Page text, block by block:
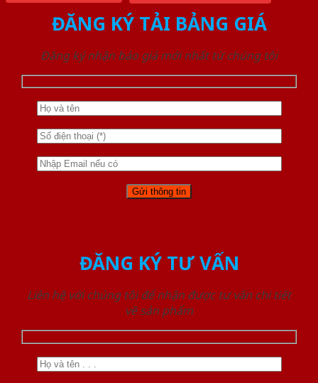
ĐĂNG KÝ TẢI BẢNG GIÁ
Đăng ký nhận báo giá mới nhất từ chúng tôi
ĐĂNG KÝ TƯ VẤN
Liên hệ với chúng tôi để nhận được tư vấn chi tiết
về sản phẩm